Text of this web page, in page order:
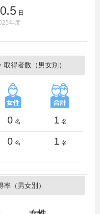
日
年度
得者数（男女別）
0 名 1 名
0 名 1 名
（男女別）